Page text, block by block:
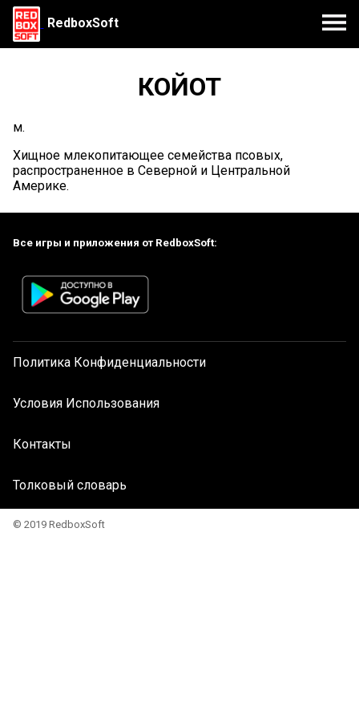
RedboxSoft
КОЙОТ
м.
Хищное млекопитающее семейства псовых,
распространенное в Северной и Центральной
Америке.
Все игры и приложения от RedboxSoft:
Политика Конфиденциальности
Условия Использования
Контакты
Толковый словарь
© 2019 RedboxSoft